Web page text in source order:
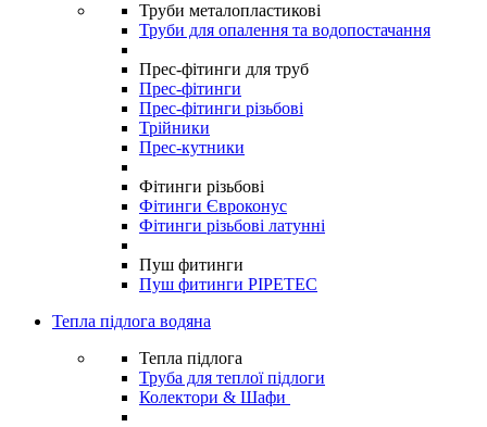
Труби металопластикові
Труби для опалення та водопостачання
Прес-фітинги для труб
Прес-фітинги
Прес-фітинги різьбові
Трійники
Прес-кутники
Фітинги різьбові
Фітинги Євроконус
Фітинги різьбові латунні
Пуш фитинги
Пуш фитинги PIPETEC
Тепла підлога водяна
Тепла підлога
Труба для теплої підлоги
Колектори & Шафи